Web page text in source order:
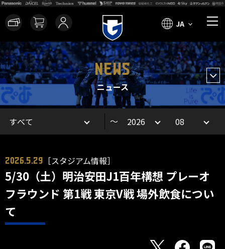
JA
NEWS
ニュース
～
2026.5.29 ［スタジアム情報］
5/30（土）明治安田J1百年構想 プレーオ
フラウンド 第1戦 東京V戦 場外飲食につい
て